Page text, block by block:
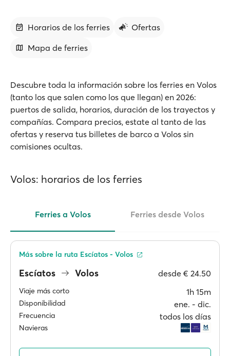
Horarios de los ferries
Ofertas
Mapa de ferries
Descubre toda la información sobre los ferries en Volos
(tanto los que salen como los que llegan) en 2026:
puertos de salida, horarios, duración de los trayectos y
compañías. Compara precios, estate al tanto de las
ofertas y reserva tus billetes de barco a Volos sin
comisiones ocultas.
Volos: horarios de los ferries
Ferries a Volos Ferries desde Volos
Escíatos Volos desde € 24.50
Viaje más corto 1h 15m
Disponibilidad ene. ‐ dic.
Frecuencia todos los días
Navieras
Más sobre la ruta Escíatos - Volos